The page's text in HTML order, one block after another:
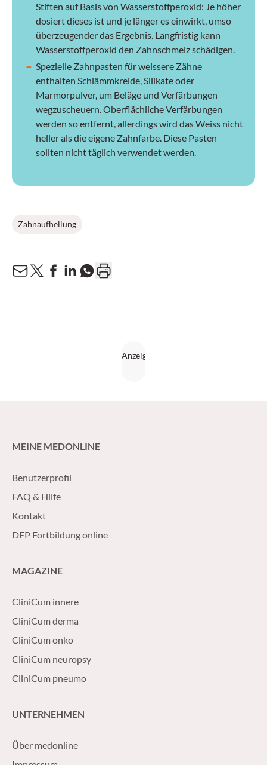
Stiften auf Basis von Wasserstoffperoxid: Je höher
dosiert dieses ist und je länger es einwirkt, umso
überzeugender das Ergebnis. Langfristig kann
Wasserstoffperoxid den Zahnschmelz schädigen.
Spezielle Zahnpasten für weissere Zähne
enthalten Schlämmkreide, Silikate oder
Marmorpulver, um Beläge und Verfärbungen
wegzuscheuern. Oberflächliche Verfärbungen
werden so entfernt, allerdings wird das Weiss nicht
heller als die eigene Zahnfarbe. Diese Pasten
sollten nicht täglich verwendet werden.
Zahnaufhellung
MEINE MEDONLINE
Benutzerprofil
FAQ & Hilfe
Kontakt
DFP Fortbildung online
MAGAZINE
CliniCum innere
CliniCum derma
CliniCum onko
CliniCum neuropsy
CliniCum pneumo
UNTERNEHMEN
Über medonline